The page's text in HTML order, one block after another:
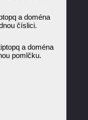
a doména
číslici.
a doména
pomlčku.